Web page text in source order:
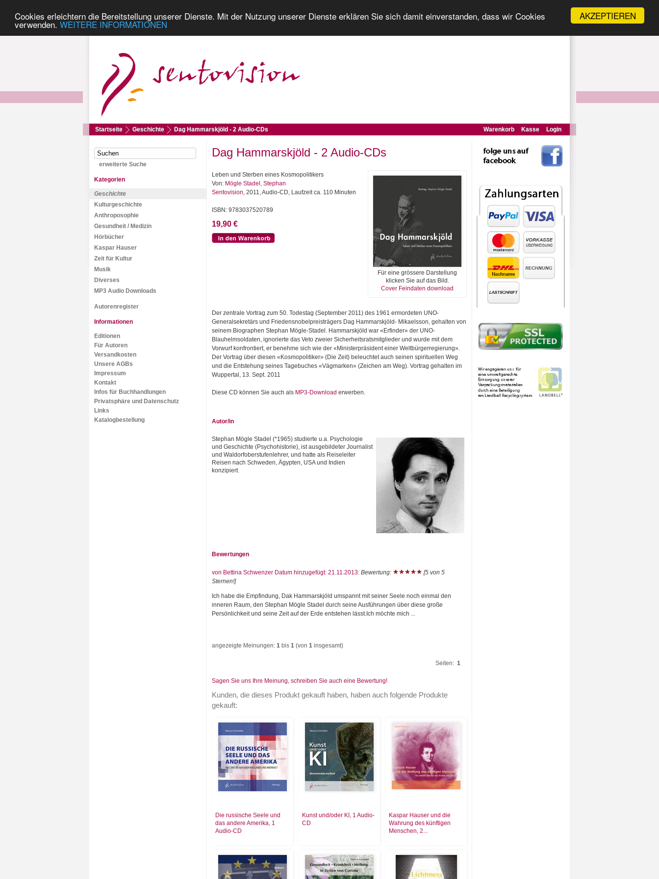
AKZEPTIEREN
Cookies erleichtern die Bereitstellung unserer Dienste. Mit der Nutzung unserer Dienste erklären Sie sich damit einverstanden, dass wir Cookies
verwenden. WEITERE INFORMATIONEN
Startseite Geschichte Dag Hammarskjöld - 2 Audio-CDs Login
Kasse
Warenkorb
erweiterte Suche
Kategorien
Geschichte
Kulturgeschichte
Anthroposophie
Gesundheit / Medizin
Hörbücher
Kaspar Hauser
Zeit für Kultur
Musik
Diverses
MP3 Audio Downloads
Autorenregister
Informationen
Editionen
Für Autoren
Versandkosten
Unsere AGBs
Impressum
Kontakt
Infos für Buchhandlungen
Privatsphäre und Datenschutz
Links
Katalogbestellung
Dag Hammarskjöld - 2 Audio-CDs
Für eine grössere Darstellung
klicken Sie auf das Bild.
Cover Feindaten download
Leben und Sterben eines Kosmopolitikers
Von: Mögle Stadel, Stephan
Sentovision, 2011, Audio-CD, Laufzeit ca. 110 Minuten
ISBN: 9783037520789
19,90 €
Der zentrale Vortrag zum 50. Todestag (September 2011) des 1961 ermordeten UNO-
Generalsekretärs und Friedensnobelpreisträgers Dag Hammarskjöld- Mikaelsson, gehalten von
seinem Biographen Stephan Mögle-Stadel. Hammarskjöld war «Erfinder» der UNO-
Blauhelmsoldaten, ignorierte das Veto zweier Sicherheitsratsmitglieder und wurde mit dem
Vorwurf konfrontiert, er benehme sich wie der «Ministerpräsident einer Weltbürgerregierung».
Der Vortrag über diesen «Kosmopolitiker» (Die Zeit) beleuchtet auch seinen spirituellen Weg
und die Entstehung seines Tagebuches «Vägmarken» (Zeichen am Weg). Vortrag gehalten im
Wuppertal, 13. Sept. 2011
Diese CD können Sie auch als MP3-Download erwerben.
Autor/in
Stephan Mögle Stadel (*1965) studierte u.a. Psychologie
und Geschichte (Psychohistorie), ist ausgebildeter Journalist
und Waldorfoberstufenlehrer, und hatte als Reiseleiter
Reisen nach Schweden, Ägypten, USA und Indien
konzipiert.
Bewertungen
von Bettina Schwenzer Datum hinzugefügt: 21.11.2013: Bewertung:
[5 von 5
Sternen!]
Ich habe die Empfindung, Dak Hammarskjöld umspannt mit seiner Seele noch einmal den
inneren Raum, den Stephan Mögle Stadel durch seine Ausführungen über diese große
Persönlichkeit und seine Zeit auf der Erde entstehen lässt.Ich möchte mich ...
angezeigte Meinungen: 1 bis 1 (von 1 insgesamt)
Seiten: 1
Sagen Sie uns Ihre Meinung, schreiben Sie auch eine Bewertung!
Kunden, die dieses Produkt gekauft haben, haben auch folgende Produkte
gekauft:
Die russische Seele und
das andere Amerika, 1
Audio-CD
Kunst und/oder KI, 1 Audio-
CD
Kaspar Hauser und die
Wahrung des künftigen
Menschen, 2...